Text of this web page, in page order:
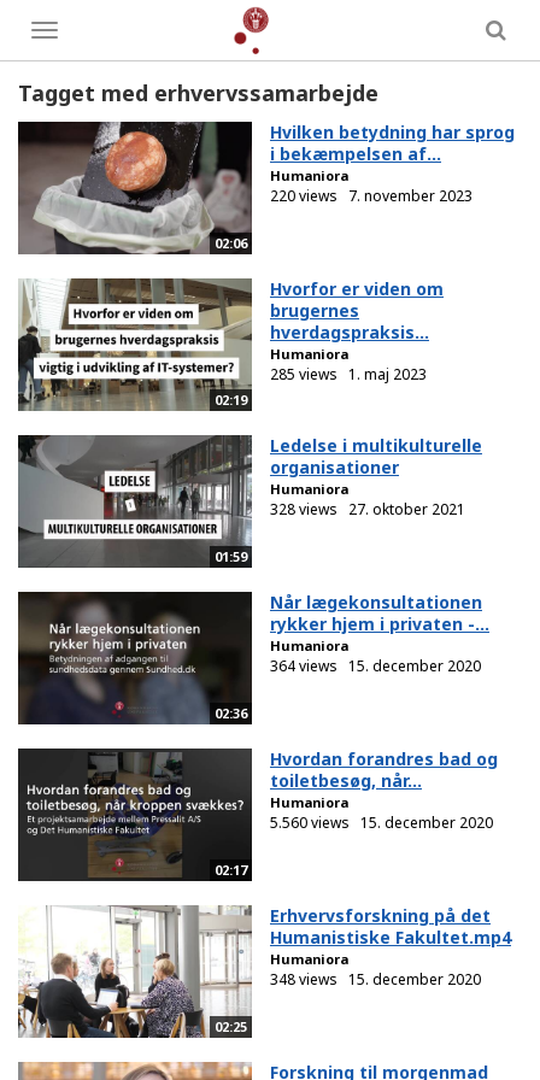
Toggle
menu
Tagget med erhvervssamarbejde
02:06
Hvilken betydning har sprog
i bekæmpelsen af...
Humaniora
220 views 7. november 2023
02:19
Hvorfor er viden om
brugernes
hverdagspraksis...
Humaniora
285 views 1. maj 2023
01:59
Ledelse i multikulturelle
organisationer
Humaniora
328 views 27. oktober 2021
02:36
Når lægekonsultationen
rykker hjem i privaten -...
Humaniora
364 views 15. december 2020
02:17
Hvordan forandres bad og
toiletbesøg, når...
Humaniora
5.560 views 15. december 2020
02:25
Erhvervsforskning på det
Humanistiske Fakultet.mp4
Humaniora
348 views 15. december 2020
Forskning til morgenmad